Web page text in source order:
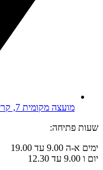
מועצה מקומית 7, קרית ארבע
שעות פתיחה:
ימים א-ה 9.00 עד 19.00
יום ו 9.00 עד 12.30